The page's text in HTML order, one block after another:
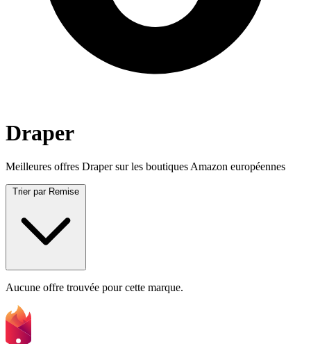
Draper
Meilleures offres Draper sur les boutiques Amazon européennes
Trier par Remise
Aucune offre trouvée pour cette marque.